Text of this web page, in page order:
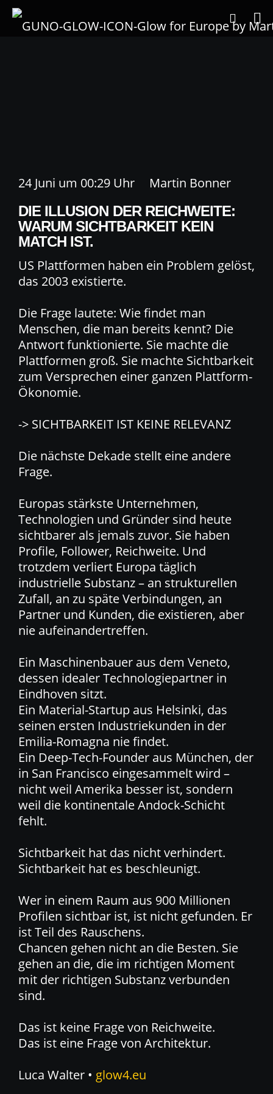
24 Juni um 00:29 Uhr
Martin Bonner
DIE ILLUSION DER REICHWEITE:
WARUM SICHTBARKEIT KEIN
MATCH IST.
US Plattformen haben ein Problem gelöst,
das 2003 existierte.
Die Frage lautete: Wie findet man
Menschen, die man bereits kennt? Die
Antwort funktionierte. Sie machte die
Plattformen groß. Sie machte Sichtbarkeit
zum Versprechen einer ganzen Plattform-
Ökonomie.
-> SICHTBARKEIT IST KEINE RELEVANZ
Die nächste Dekade stellt eine andere
Frage.
Europas stärkste Unternehmen,
Technologien und Gründer sind heute
sichtbarer als jemals zuvor. Sie haben
Profile, Follower, Reichweite. Und
trotzdem verliert Europa täglich
industrielle Substanz – an strukturellen
Zufall, an zu späte Verbindungen, an
Partner und Kunden, die existieren, aber
nie aufeinandertreffen.
Ein Maschinenbauer aus dem Veneto,
dessen idealer Technologiepartner in
Eindhoven sitzt.
Ein Material-Startup aus Helsinki, das
seinen ersten Industriekunden in der
Emilia-Romagna nie findet.
Ein Deep-Tech-Founder aus München, der
in San Francisco eingesammelt wird –
nicht weil Amerika besser ist, sondern
weil die kontinentale Andock-Schicht
fehlt.
Sichtbarkeit hat das nicht verhindert.
Sichtbarkeit hat es beschleunigt.
Wer in einem Raum aus 900 Millionen
Profilen sichtbar ist, ist nicht gefunden. Er
ist Teil des Rauschens.
Chancen gehen nicht an die Besten. Sie
gehen an die, die im richtigen Moment
mit der richtigen Substanz verbunden
sind.
Das ist keine Frage von Reichweite.
Das ist eine Frage von Architektur.
Luca Walter • glow4.eu